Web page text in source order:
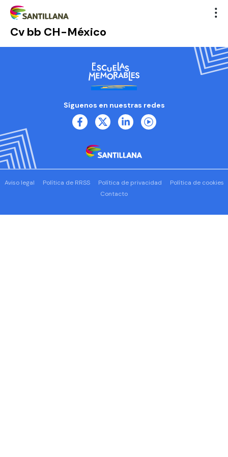
Cv bb CH-México
Síguenos en nuestras redes
Aviso legal Política de RRSS Política de privacidad
Política de cookies
Contacto